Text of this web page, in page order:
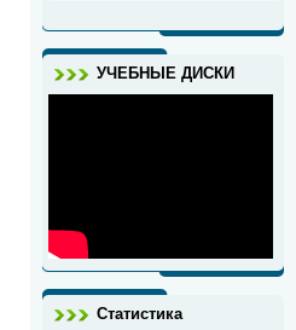
УЧЕБНЫЕ ДИСКИ
Статистика